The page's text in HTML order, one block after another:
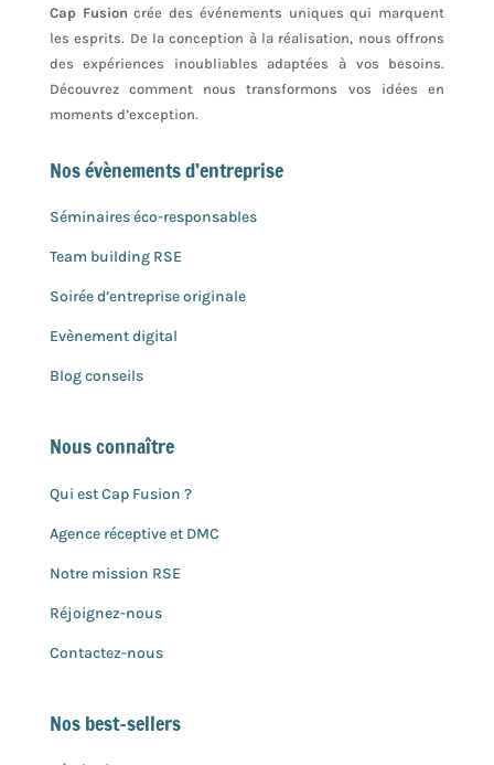
Cap Fusion crée des événements uniques qui marquent
les esprits. De la conception à la réalisation, nous offrons
des expériences inoubliables adaptées à vos besoins.
Découvrez comment nous transformons vos idées en
moments d’exception.
Nos évènements d’entreprise
Séminaires éco-responsables
Team building RSE
Soirée d’entreprise originale
Evènement digital
Blog conseils
Nous connaître
Qui est Cap Fusion ?
Agence réceptive et DMC
Notre mission RSE
Réjoignez-nous
Contactez-nous
Nos best-sellers